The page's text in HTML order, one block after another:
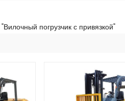
погрузчик с привязкой"